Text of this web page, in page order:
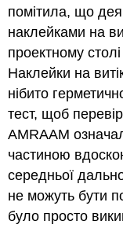
помітила, що
наклейками на
проектному
Наклейки на
нібито
тест, щоб
AMRAAM
частиною
середньої
не можуть бути
було просто